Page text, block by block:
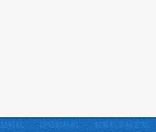
贴标机 自动贴标机 贴标机非标定制